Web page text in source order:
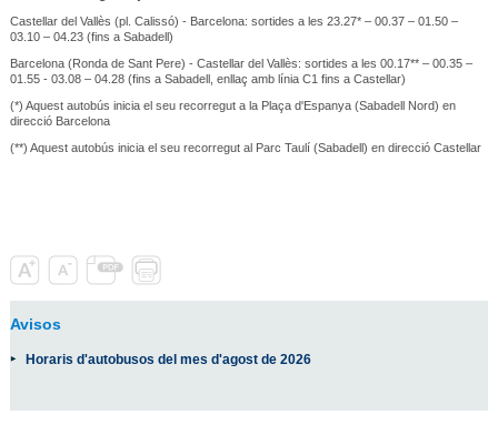
Castellar del Vallès (pl. Calissó) - Barcelona: sortides a les 23.27* – 00.37 – 01.50 –
03.10 – 04.23 (fins a Sabadell)
Barcelona (Ronda de Sant Pere) - Castellar del Vallès: sortides a les 00.17** – 00.35 –
01.55 - 03.08 – 04.28 (fins a Sabadell, enllaç amb línia C1 fins a Castellar)
(*) Aquest autobús inicia el seu recorregut a la Plaça d'Espanya (Sabadell Nord) en
direcció Barcelona
(**) Aquest autobús inicia el seu recorregut al Parc Taulí (Sabadell) en direcció Castellar
Avisos
Horaris d'autobusos del mes d'agost de 2026